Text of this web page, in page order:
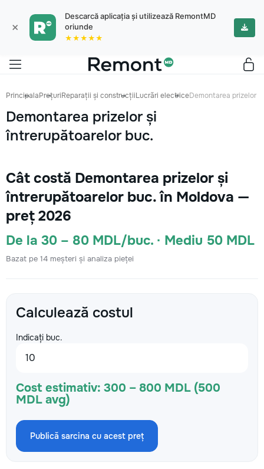
×
Descarcă aplicația și utilizează RemontMD
oriunde
★★★★★
PrincipalaPrețuriReparații și construcțiiLucrări electriceDemontarea prizelor
Demontarea prizelor și
întrerupătoarelor buc.
Cât costă Demontarea prizelor și
întrerupătoarelor buc. în Moldova —
preț 2026
De la 30 – 80 MDL/buc. · Mediu 50 MDL
Bazat pe 14 meșteri și analiza pieței
Calculează costul
Indicați buc.
Cost estimativ: 300 – 800 MDL (500
MDL avg)
Publică sarcina cu acest preț